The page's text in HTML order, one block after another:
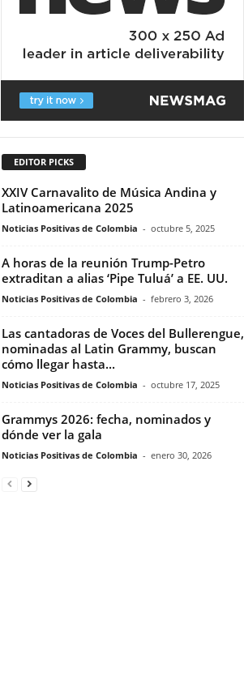
EDITOR PICKS
XXIV Carnavalito de Música Andina y
Latinoamericana 2025
Noticias Positivas de Colombia - octubre 5, 2025
A horas de la reunión Trump-Petro
extraditan a alias ‘Pipe Tuluá’ a EE. UU.
Noticias Positivas de Colombia - febrero 3, 2026
Las cantadoras de Voces del Bullerengue,
nominadas al Latin Grammy, buscan
cómo llegar hasta...
Noticias Positivas de Colombia - octubre 17, 2025
Grammys 2026: fecha, nominados y
dónde ver la gala
Noticias Positivas de Colombia - enero 30, 2026